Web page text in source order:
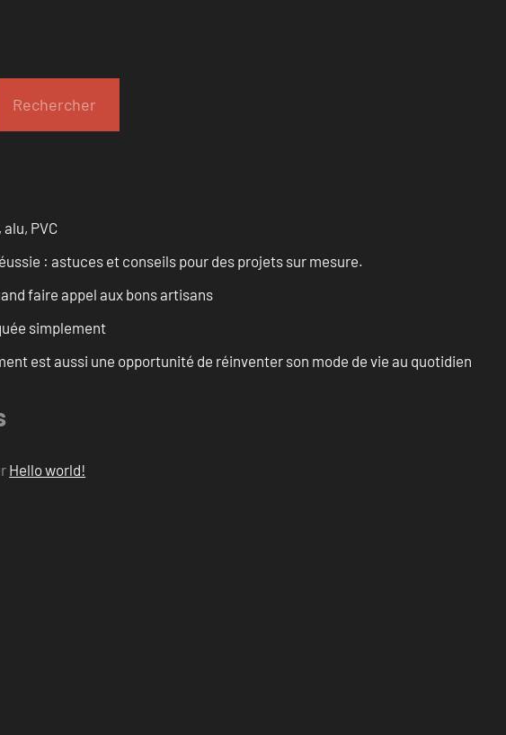
Rechercher
PVC
: astuces et conseils pour des projets sur mesure.
faire appel aux bons artisans
simplement
est aussi une opportunité de réinventer son mode de vie au quotidien
Hello world!